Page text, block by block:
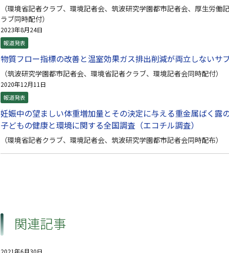
（環境省記者クラブ、環境記者会、筑波研究学園都市記者会、厚⽣労
ラブ同時配付）
2023年8月24日
報道発表
物質フロー指標の改善と温室効果ガス排出削減が両立しないサ
（筑波研究学園都市記者会、環境省記者クラブ、環境記者会同時配付）
2020年12月11日
報道発表
妊娠中の望ましい体重増加量とその決定に与える重金属ばく露
子どもの健康と環境に関する全国調査（エコチル調査）
（環境省記者クラブ、環境記者会、筑波研究学園都市記者会同時配布）
関連記事
2021年6月30日